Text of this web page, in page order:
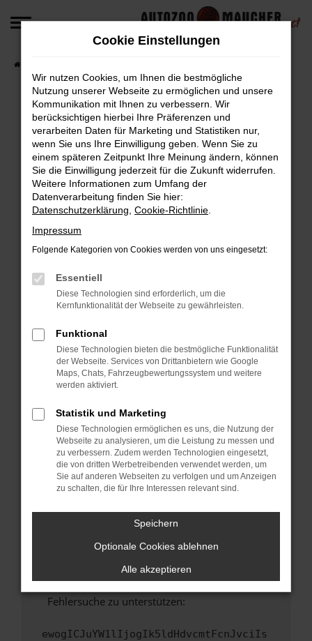
Zum
Fehler: Network Error
Beim Laden ist ein Fehler aufgetreten.
Hier sind ein paar Tipps, die dir helfen können:
Überprüfe deine Firewall und deine
Internetverbindung.
Laden andere Webseiten, zum Beispiel deine
Manche Erweiterungen, wie Werbeblocker,
können das Laden bestimmter Seiten
verhindern. Funktioniert die Seite in einem
Fenster?
Starte dein Gerät neu.
Das kann manchmal helfen, vorübergehende
Probleme zu beheben.
Stelle sicher, dass dein Browser und dein
Betriebssystem auf dem neuesten Stand
sind.
Veraltete Software birgt nicht nur ein
Sicherheitsrisiko, sondern kann auch dazu
führen, dass bestimmte Funktionen nicht mehr
Wende dich an den Webseitenbetreiber.
Wenn du alle oben genannten Schritte versucht
hast, kontaktiere uns bitte. Wir werden
versuchen, das Problem zu beheben. Du kannst
uns diesen Text schicken, um uns bei der
Fehlersuche zu unterstützen:
ewogICJuYW1lIjogIk5ldHdvcmtFcnJvciIs
Cookie Einstellungen
Wir nutzen Cookies, um Ihnen die bestmögliche
Nutzung unserer Webseite zu ermöglichen und unsere
Kommunikation mit Ihnen zu verbessern. Wir
berücksichtigen hierbei Ihre Präferenzen und
verarbeiten Daten für Marketing und Statistiken nur,
wenn Sie uns Ihre Einwilligung geben. Wenn Sie zu
einem späteren Zeitpunkt Ihre Meinung ändern, können
Sie die Einwilligung jederzeit für die Zukunft widerrufen.
Weitere Informationen zum Umfang der
Datenverarbeitung finden Sie hier:
Datenschutzerklärung Cookie-Richtlinie
Impressum
Folgende Kategorien von Cookies werden von uns eingesetzt:
Essentiell
Diese Technologien sind erforderlich, um die
Kernfunktionalität der Webseite zu gewährleisten.
Funktional
Diese Technologien bieten die bestmögliche Funktionalität
der Webseite. Services von Drittanbietern wie Google
Maps, Chats, Fahrzeugbewertungssystem und weitere
werden aktiviert.
Statistik und Marketing
Diese Technologien ermöglichen es uns, die Nutzung der
Webseite zu analysieren, um die Leistung zu messen und
zu verbessern. Zudem werden Technologien eingesetzt,
die von dritten Werbetreibenden verwendet werden, um
Sie auf anderen Webseiten zu verfolgen und um Anzeigen
zu schalten, die für Ihre Interessen relevant sind.
Speichern
Optionale Cookies ablehnen
Alle akzeptieren